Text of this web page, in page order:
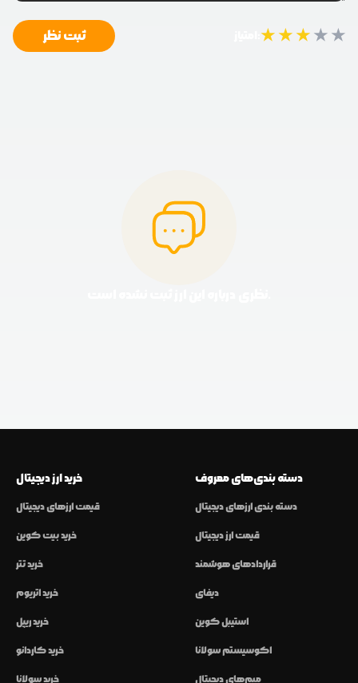
★★★★★ ثبت نظر
خرید ارز دیجیتال
قیمت ارزهای دیجیتال
خرید بیت کوین
خرید تتر
خرید اتریوم
خرید ریپل
خرید کاردانو
خرید سولانا
دسته بندی‌های معروف
دسته بندی ارزهای دیجیتال
قیمت ارز دیجیتال
قراردادهای هوشمند
دیفای
استیبل کوین
اکوسیستم سولانا
میم‌های دیجیتال